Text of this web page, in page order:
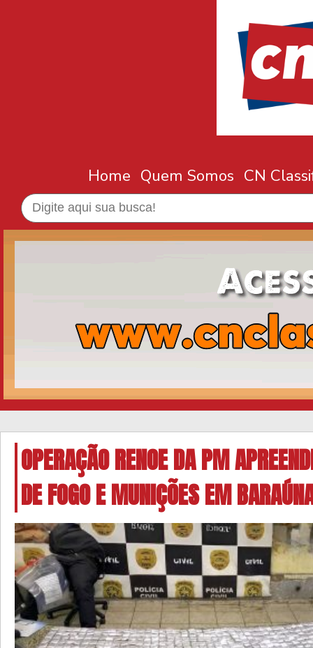
Home Quem Somos CN
OPERAÇÃO RENOE DA PM
DE FOGO E MUNIÇÕES EM